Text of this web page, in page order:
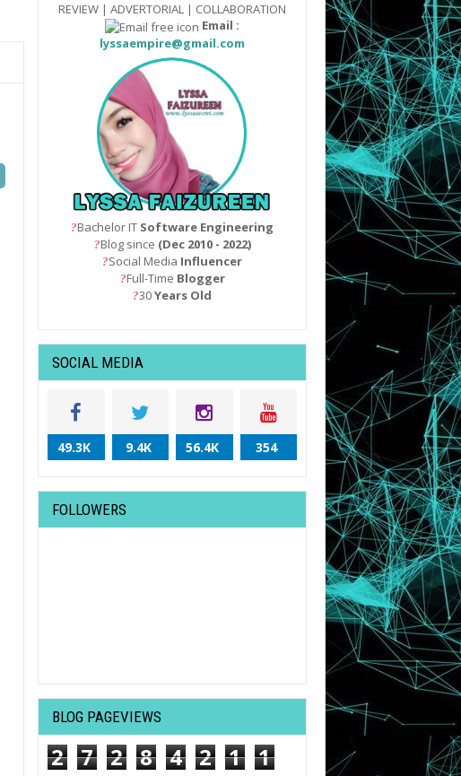
REVIEW | ADVERTORIAL | COLLABORATION
Email :
lyssaempire@gmail.com
?Bachelor IT Software Engineering
?Blog since (Dec 2010 - 2022)
?Social Media Influencer
?Full-Time Blogger
?30Years Old
SOCIAL MEDIA
49.3K 9.4K 56.4K 354
FOLLOWERS
BLOG PAGEVIEWS
2 7 2 8 4 2 1 1